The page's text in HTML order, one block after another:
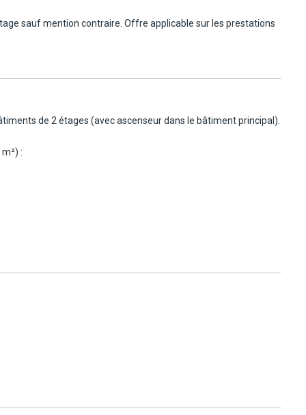
prise du véhicule. En cas de dépassement, un supplément
sauf mention contraire. Offre applicable sur les prestations
de 2 étages (avec ascenseur dans le bâtiment principal).
: